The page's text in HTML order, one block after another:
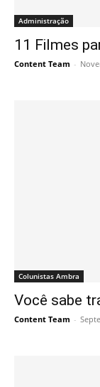
Administração
11 Filmes
Content Team -
Colunistas Ambra
Você sabe
Content Team -